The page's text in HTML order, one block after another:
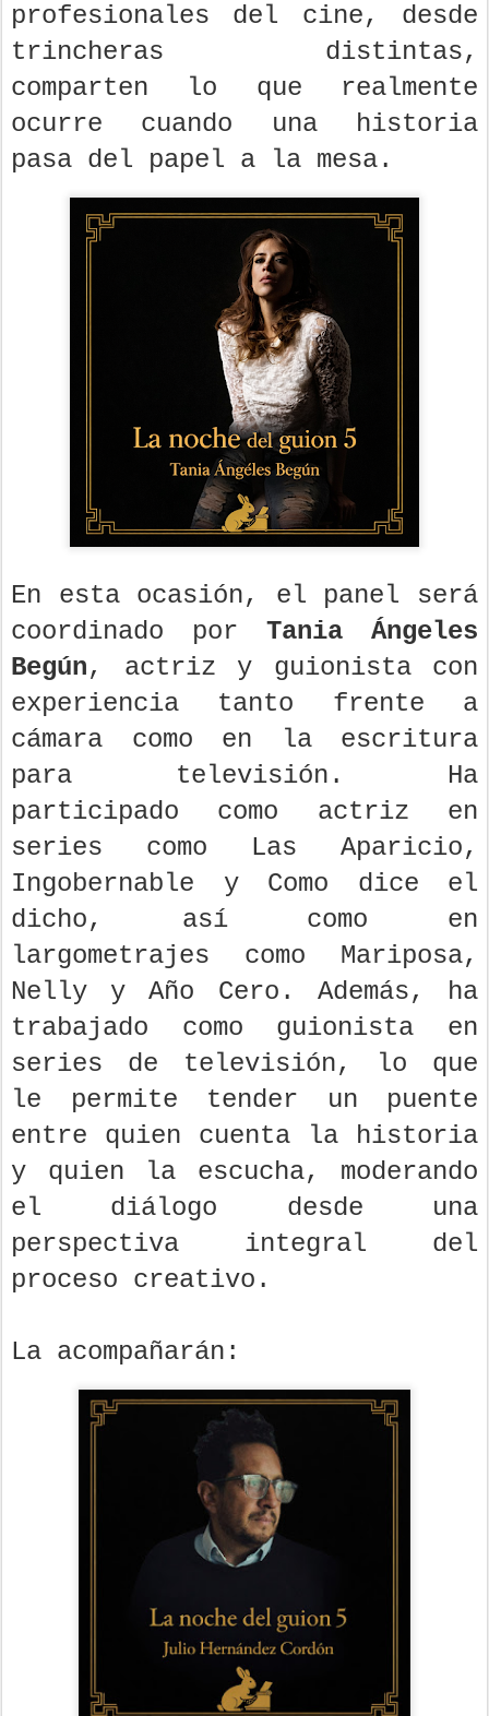
profesionales del cine, desde
trincheras distintas,
comparten lo que realmente
ocurre cuando una historia
pasa del papel a la mesa.
En esta ocasión, el panel será
coordinado por Tania Ángeles
Begún, actriz y guionista con
experiencia tanto frente a
cámara como en la escritura
para televisión. Ha
participado como actriz en
series como Las Aparicio,
Ingobernable y Como dice el
dicho, así como en
largometrajes como Mariposa,
Nelly y Año Cero. Además, ha
trabajado como guionista en
series de televisión, lo que
le permite tender un puente
entre quien cuenta la historia
y quien la escucha, moderando
el diálogo desde una
perspectiva integral del
proceso creativo.
La acompañarán: